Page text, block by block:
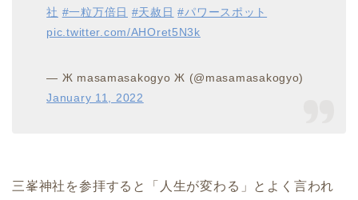
社 #一粒万倍日 #天赦日 #パワースポット
pic.twitter.com/AHOret5N3k
— Ж masamasakogyo Ж (@masamasakogyo)
January 11, 2022
三峯神社を参拝すると「人生が変わる」とよく言われ